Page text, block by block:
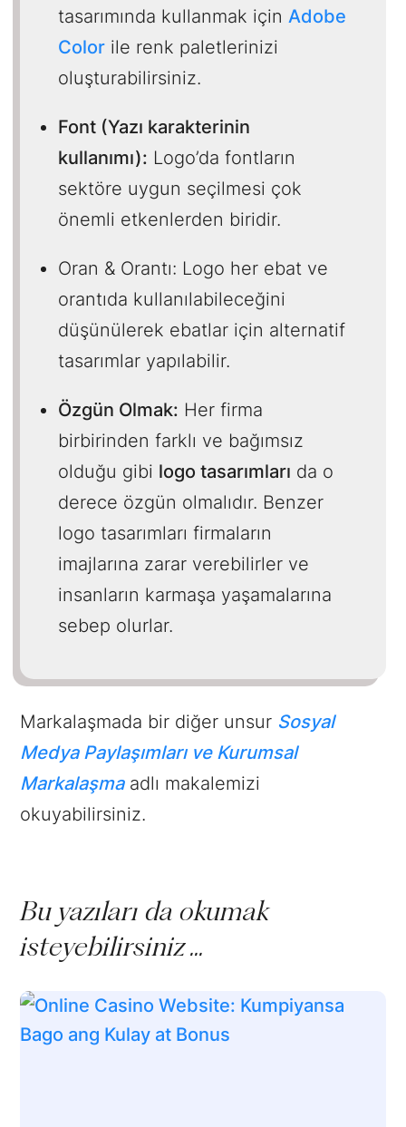
tasarımında kullanmak içinAdobe
Color ile renk paletlerinizi
oluşturabilirsiniz.
Font (Yazı karakterinin
kullanımı): Logo’da fontların
sektöre uygun seçilmesi çok
önemli etkenlerden biridir.
Oran & Orantı: Logo her ebat ve
orantıda kullanılabileceğini
düşünülerek ebatlar için alternatif
tasarımlar yapılabilir.
Özgün Olmak: Her firma
birbirinden farklı ve bağımsız
olduğu gibi logo tasarımları da o
derece özgün olmalıdır. Benzer
logo tasarımları firmaların
imajlarına zarar verebilirler ve
insanların karmaşa yaşamalarına
sebep olurlar.
Markalaşmada bir diğer unsur Sosyal
Medya Paylaşımları ve Kurumsal
Markalaşmaadlı makalemizi
okuyabilirsiniz.
Bu yazıları da okumak
isteyebilirsiniz ...